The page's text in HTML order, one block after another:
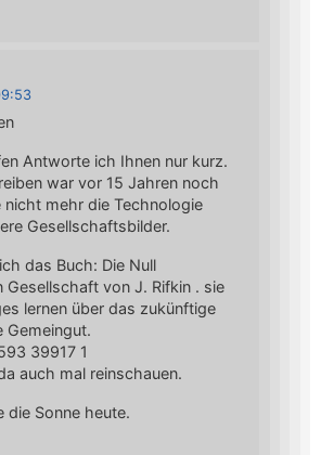
Antworte ich Ihnen nur kurz.
war vor 15 Jahren noch
nicht mehr die Technologie
Gesellschaftsbilder.
das Buch: Die Null
Gesellschaft von J. Rifkin . sie
lernen über das zukünftige
Gemeingut.
39917 1
auch mal reinschauen.
die Sonne heute.